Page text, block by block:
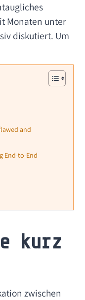
Monaten unter
diskutiert. Um
and
End-to-End
kurz
zwischen